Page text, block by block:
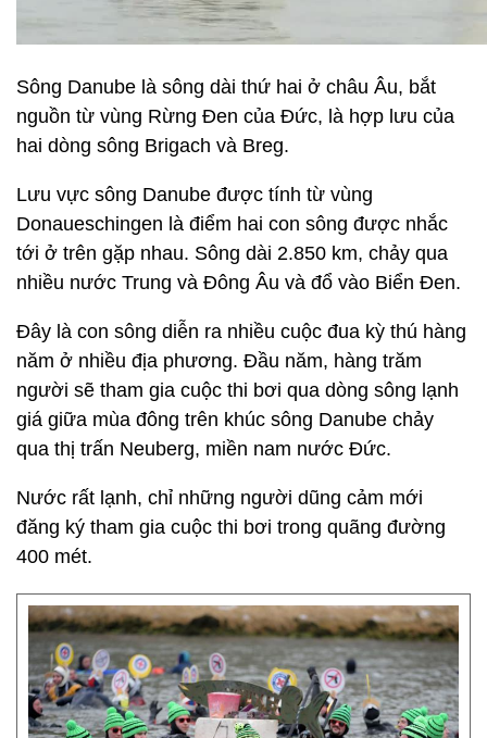
Sông Danube là sông dài thứ hai ở châu Âu, bắt
nguồn từ vùng Rừng Đen của Đức, là hợp lưu của
hai dòng sông Brigach và Breg.
Lưu vực sông Danube được tính từ vùng
Donaueschingen là điểm hai con sông được nhắc
tới ở trên gặp nhau. Sông dài 2.850 km, chảy qua
nhiều nước Trung và Đông Âu và đổ vào Biển Đen.
Đây là con sông diễn ra nhiều cuộc đua kỳ thú hàng
năm ở nhiều địa phương. Đầu năm, hàng trăm
người sẽ tham gia cuộc thi bơi qua dòng sông lạnh
giá giữa mùa đông trên khúc sông Danube chảy
qua thị trấn Neuberg, miền nam nước Đức.
Nước rất lạnh, chỉ những người dũng cảm mới
đăng ký tham gia cuộc thi bơi trong quãng đường
400 mét.